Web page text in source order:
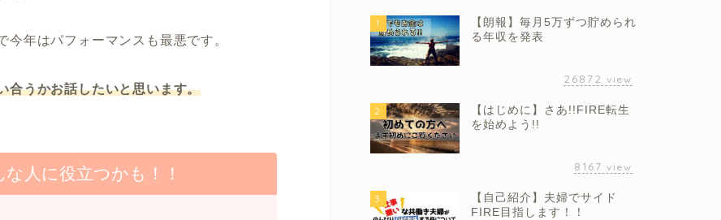
年はパフォーマンスも最悪です。
合うかお話したいと思います。
人に役立つかも！！
1
【朗報】毎月5万ずつ貯められ
る年収を発表
26872 view
2
【はじめに】さあ!!FIRE転生
を始めよう!!
8167 view
3
【自己紹介】夫婦でサイド
FIRE目指します！！